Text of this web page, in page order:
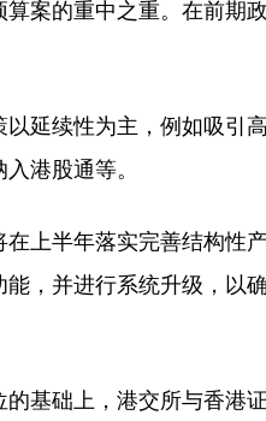
案的重中之重。在前期
延续性为主，例如吸引
港股通等。
上半年落实完善结构性
，并进行系统升级，以
基础上，港交所与香港